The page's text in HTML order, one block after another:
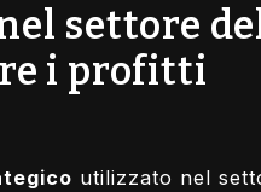
settore
i profitti
utilizzato nel